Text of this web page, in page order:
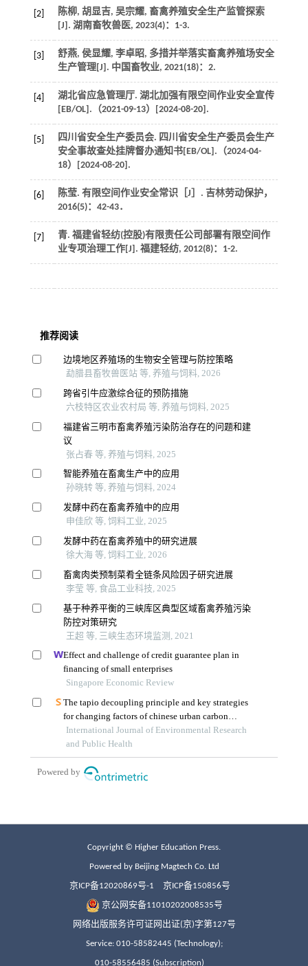
[2]
陈柳, 胡显吉, 吴宗耀, 畜禽养殖安全生产监管探索
[J]. 湖南畜牧兽医, 2023(4)：1-3.
[3]
舒燕, 侯显耀, 李卓昭, 多措并举落实畜禽养殖场安全
生产管理[J]. 中国畜牧业, 2021(18)：2.
[4]
湖北省应急管理厅. 湖北加强有限空间作业安全宣传
[EB/OL].（2021-09-13）[2024-08-20].
[5]
四川省安全生产委员会. 四川省安全生产委员会生产
安全事故查处挂牌督办通知书[EB/OL].（2024-04-
18）[2024-08-20].
[6] 陈莹. 有限空间作业安全常识［J］. 吉林劳动保护，
2016(5)：42-43．
[7]
青. 福建省轻纺(控股)有限责任公司部署有限空间作
业专项治理工作[J]. 福建轻纺, 2012(8)：1-2.
Copyright © Higher Education Press.
Powered by Beijing Magtech Co. Ltd
京ICP备12020869号-1 京ICP备150856号
京公网安备11010202008535号
网络出版服务许可证网出证(京)字第127号
Service: 010-58582445 (Technology);
010-58556485 (Subscription)